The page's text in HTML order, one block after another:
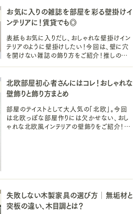
お気に入りの雑誌を部屋を彩る壁掛けイ
ンテリアに！賃貸でも◎
表紙もお気に入りだし、おしゃれな壁掛けイン
テリアのように壁掛けしたい！今回は、壁に穴
を開けない雑誌の飾り方をご紹介！推しのオ
北欧部屋初心者さんにはコレ！おしゃれな
壁飾りと飾り方まとめ
部屋のテイストとして大人気の「北欧」。今回
は北欧っぽな部屋作りには欠かせない、おし
ゃれな北欧風インテリアの壁飾りをご紹介！マ
失敗しない木製家具の選び方│無垢材と
突板の違い、木目調とは？